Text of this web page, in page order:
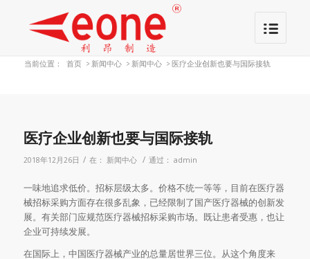
当前位置： 首页 > 新闻中心 > 新闻中心 > 医疗企业创新也要与国际接轨
医疗企业创新也要与国际接轨
2018年12月26日 / 在： 新闻中心 / 通过： admin
一味地追求低价。招标层级太多。价格不统一等等，目前在医疗器
械招标采购方面存在很多乱象，已经限制了国产医疗器械的创新发
展。有关部门应规范医疗器械招标采购市场。既让患者受惠，也让
企业可持续发展。
在国际上，中国医疗器械产业的总量居世界三位。从这个角度来